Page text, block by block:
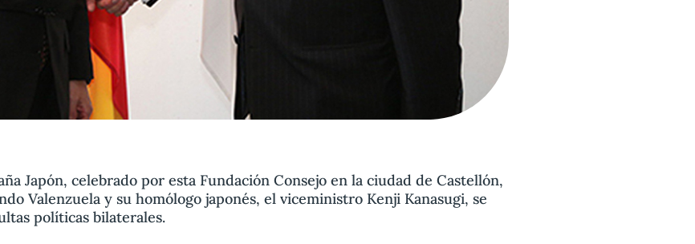
Japón, celebrado por esta Fundación Consejo en la ciudad de Castellón,
Valenzuela y su homólogo japonés, el viceministro Kenji Kanasugi, se
políticas bilaterales.